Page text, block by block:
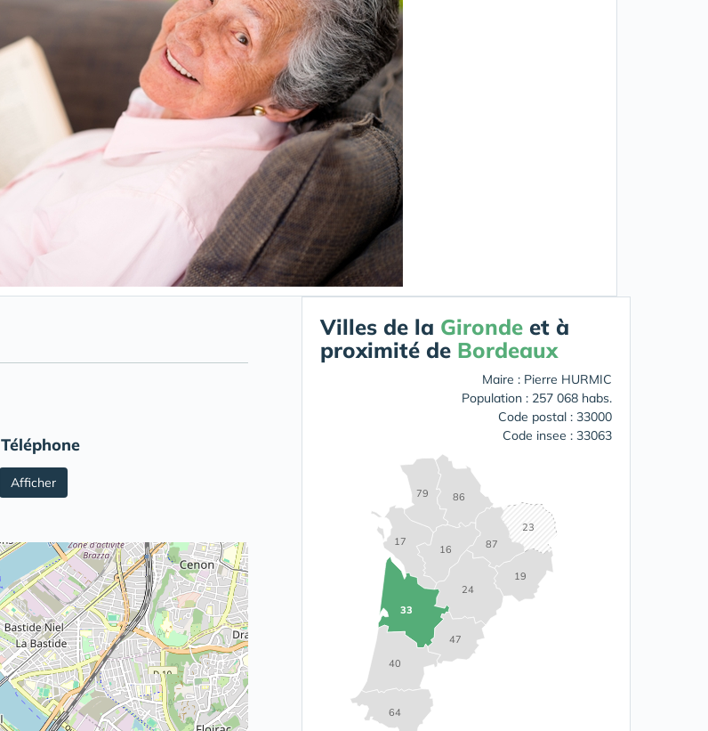
Téléphone
Afficher
Villes de la Gironde et à
proximité de Bordeaux
Maire : Pierre HURMIC
Population : 257 068 habs.
Code postal : 33000
Code insee : 33063
16
17
19
23
24
33
40
47
64
79 86
87